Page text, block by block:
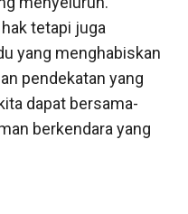
tetapi juga
yang menghabiskan
pendekatan yang
dapat bersama-
berkendara yang